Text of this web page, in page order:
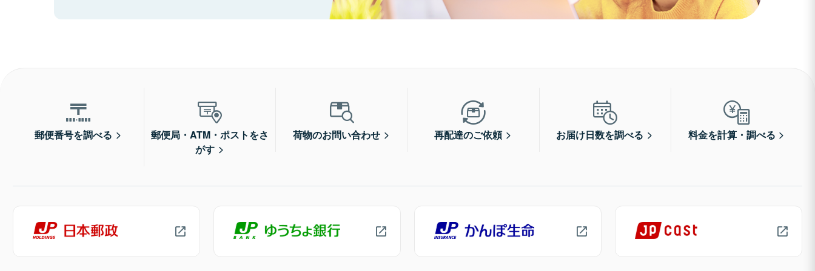
郵便番号を調べる
郵便局・ATM・ポストをさ
がす
荷物のお問い合わせ 再配達のご依頼 お届け日数を調べる 料金を計算・調べる